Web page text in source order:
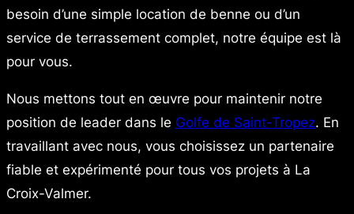
besoin d’une simple location de benne ou d’un
service de terrassement complet, notre équipe est là
pour vous.
Nous mettons tout en œuvre pour maintenir notre
position de leader dans le Golfe de Saint-Tropez. En
travaillant avec nous, vous choisissez un partenaire
fiable et expérimenté pour tous vos projets à La
Croix-Valmer.